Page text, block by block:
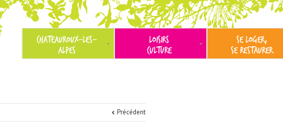
CHATEAUROUX-LES-
ALPES
LOISIRS
CULTURE
SE LOGER,
SE RESTAURER
Précédent